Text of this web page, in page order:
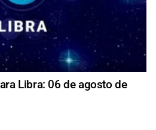
Libra: 06 de agosto de